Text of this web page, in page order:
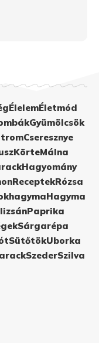
ÉlelemÉletmód
Gyümölcsök
Cseresznye
KörteMálna
Hagyomány
ReceptekRózsa
Hagyma
Paprika
Sárgarépa
SütőtökUborka
SzederSzilva